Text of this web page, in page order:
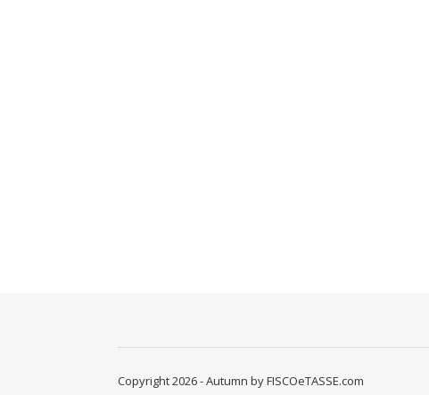
Copyright 2026 - Autumn by FISCOeTASSE.com